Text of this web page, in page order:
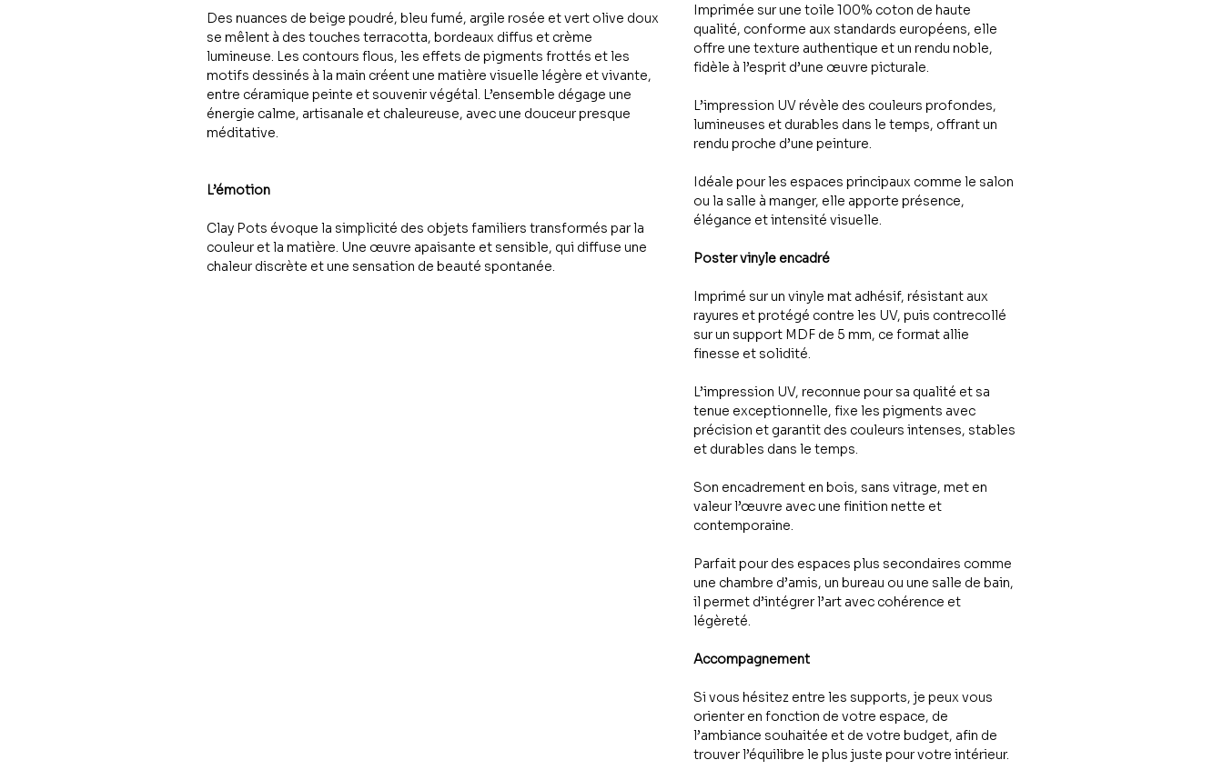
Des nuances de beige poudré, bleu fumé, argile rosée et vert olive doux
se mêlent à des touches terracotta, bordeaux diffus et crème
lumineuse. Les contours flous, les effets de pigments frottés et les
motifs dessinés à la main créent une matière visuelle légère et vivante,
entre céramique peinte et souvenir végétal. L’ensemble dégage une
énergie calme, artisanale et chaleureuse, avec une douceur presque
méditative.
L’émotion
Clay Pots évoque la simplicité des objets familiers transformés par la
couleur et la matière. Une œuvre apaisante et sensible, qui diffuse une
chaleur discrète et une sensation de beauté spontanée.
Imprimée sur une toile 100% coton de haute
qualité, conforme aux standards européens, elle
offre une texture authentique et un rendu noble,
fidèle à l’esprit d’une œuvre picturale.
L’impression UV révèle des couleurs profondes,
lumineuses et durables dans le temps, offrant un
rendu proche d’une peinture.
Idéale pour les espaces principaux comme le salon
ou la salle à manger, elle apporte présence,
élégance et intensité visuelle.
Poster vinyle encadré
Imprimé sur un vinyle mat adhésif, résistant aux
rayures et protégé contre les UV, puis contrecollé
sur un support MDF de 5 mm, ce format allie
finesse et solidité.
L’impression UV, reconnue pour sa qualité et sa
tenue exceptionnelle, fixe les pigments avec
précision et garantit des couleurs intenses, stables
et durables dans le temps.
Son encadrement en bois, sans vitrage, met en
valeur l’œuvre avec une finition nette et
contemporaine.
Parfait pour des espaces plus secondaires comme
une chambre d’amis, un bureau ou une salle de bain,
il permet d’intégrer l’art avec cohérence et
légèreté.
Accompagnement
Si vous hésitez entre les supports, je peux vous
orienter en fonction de votre espace, de
l’ambiance souhaitée et de votre budget, afin de
trouver l’équilibre le plus juste pour votre intérieur.